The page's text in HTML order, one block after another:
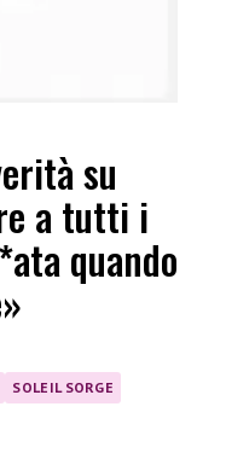
su
a tutti i
quando
SOLEIL SORGE